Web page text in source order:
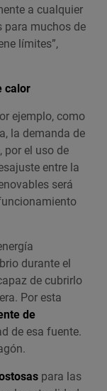
a cualquier
para muchos de
límites”,
calor
ejemplo, como
la demanda de
por el uso de
entre la
será
durante el
de cubrirlo
Por esta
de
de esa fuente.
para las